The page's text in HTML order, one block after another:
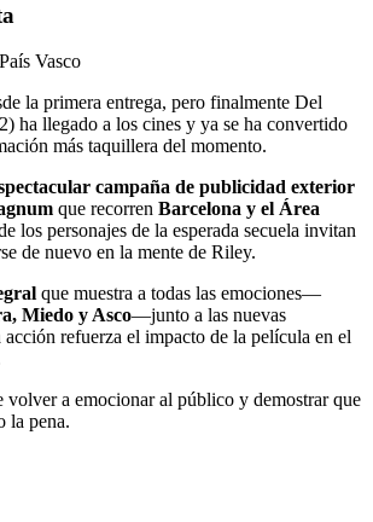
Vasco
la primera entrega, pero finalmente Del
ha llegado a los cines y ya se ha convertido
más taquillera del momento.
campaña de publicidad exterior
que recorren Barcelona y el Área
los personajes de la esperada secuela invitan
de nuevo en la mente de Riley.
que muestra a todas las emociones—
Miedo y Asco—junto a las nuevas
acción refuerza el impacto de la película en el
volver a emocionar al público y demostrar que
la pena.